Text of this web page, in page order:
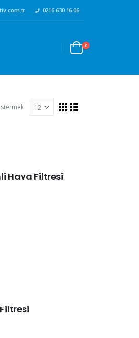
0216 630 16 06
0
Hava Filtresi